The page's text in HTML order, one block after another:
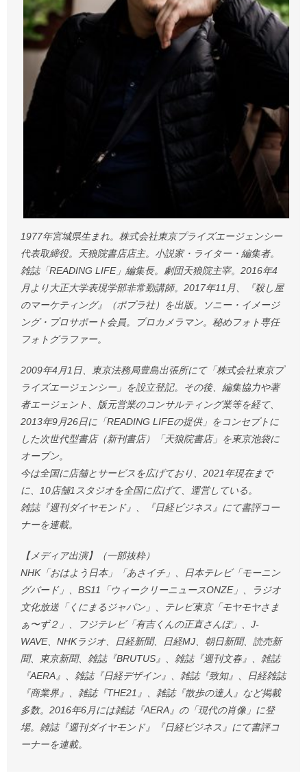
1977年宮城県生まれ。株式会社東京プライズエージェンシー
代表取締役。天狼院書店店主。小説家・ライター・編集者。
雑誌「READING LIFE」編集長。劇団天狼院主宰。2016年4
月より大正大学表現学部非常勤講師。2017年11月、『殺し屋
のマーケティング』（ポプラ社）を出版。ソニー・イメージ
ング・プロサポート会員。プロカメラマン。秘めフォト専任
フォトグラファー。
2009年4月1日、東京法務局豊島出張所にて「株式会社東京プ
ライズエージェンシー」を設立登記。その後、編集協力や著
者エージェント、版元営業のコンサルティング業等を経て、
2013年9月26日に「READING LIFEの提供」をコンセプトに
した次世代型書店（新刊書店）「天狼院書店」を東京池袋に
オープン。
今は全国に店舗とサービスを広げており、2021年現在まで
に、10店舗1スタジオを全国に広げて、運営している。
雑誌『週刊ダイヤモンド』、『日経ビジネス』にて書評コー
ナーを連載。
【メディア出演】（一部抜粋）
NHK「おはよう日本」「あさイチ」、日本テレビ「モーニン
グバード」、BS11「ウィークリーニュースONZE」、ラジオ
文化放送「くにまるジャパン」、テレビ東京「モヤモヤさま
ぁ〜ず２」、フジテレビ「有吉くんの正直さんぽ」、J-
WAVE、NHKラジオ、日経新聞、日経MJ、朝日新聞、読売新
聞、東京新聞、雑誌『BRUTUS』、雑誌『週刊文春』、雑誌
『AERA』、雑誌『日経デザイン』、雑誌『致知』、日経雑誌
『商業界』、雑誌『THE21』、雑誌『散歩の達人』など掲載
多数。2016年6月には雑誌『AERA』の「現代の肖像」に登
場。雑誌『週刊ダイヤモンド』『日経ビジネス』にて書評コ
ーナーを連載。